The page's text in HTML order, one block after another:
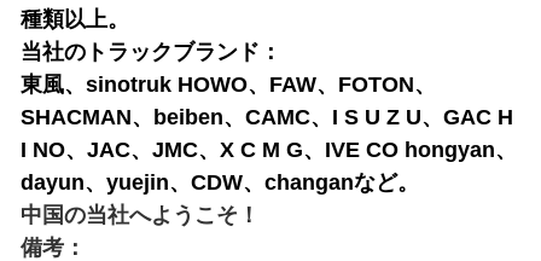
種類以上。
当社のトラックブランド：
東風、sinotruk HOWO、FAW、FOTON、
SHACMAN、beiben、CAMC、I S U Z U、GAC H
I NO、JAC、JMC、X C M G、IVE CO hongyan、
dayun、yuejin、CDW、changanなど。
中国の当社へようこそ！
備考：